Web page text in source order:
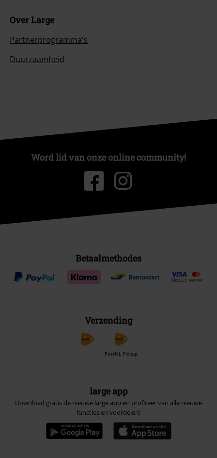
Over Large
Partnerprogramma's
Duurzaamheid
Word lid van onze online community!
Betaalmethodes
Verzending
PostNL Pickup
large app
Download gratis de nieuwe large app en profiteer van alle nieuwe
functies en voordelen!